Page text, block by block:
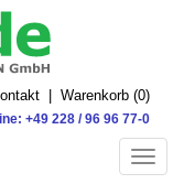
Warenkorb (0)
+49 228 / 96 96 77-0
Toggle